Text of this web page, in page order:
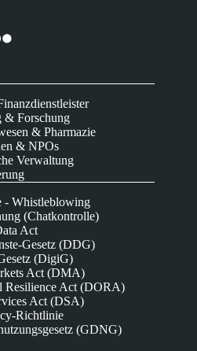
& Forschung
& Pharmazie
& NPOs
Verwaltung
- Whistleblowing
(Chatkontrolle)
Act
Gesetz (DDG)
(DigiG)
Act (DMA)
Resilience Act (DORA)
Act (DSA)
Richtlinie
(GDNG)